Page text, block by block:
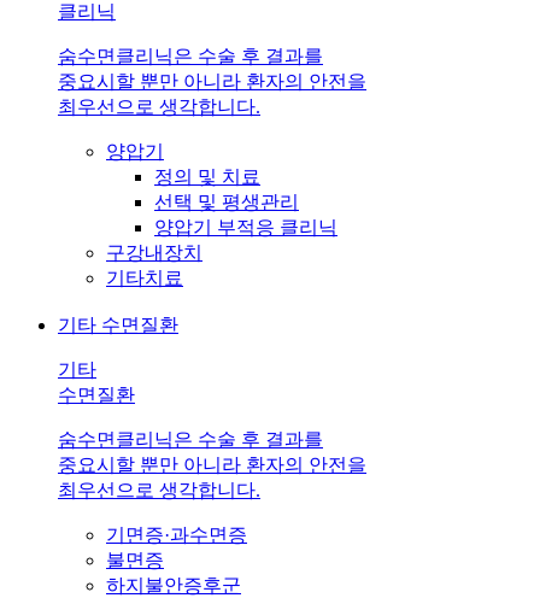
클리닉
숨수면클리닉은 수술 후 결과를
중요시할 뿐만 아니라 환자의 안전을
최우선으로 생각합니다.
양압기
정의 및 치료
선택 및 평생관리
양압기 부적응 클리닉
구강내장치
기타치료
기타 수면질환
기타
수면질환
숨수면클리닉은 수술 후 결과를
중요시할 뿐만 아니라 환자의 안전을
최우선으로 생각합니다.
기면증·과수면증
불면증
하지불안증후군